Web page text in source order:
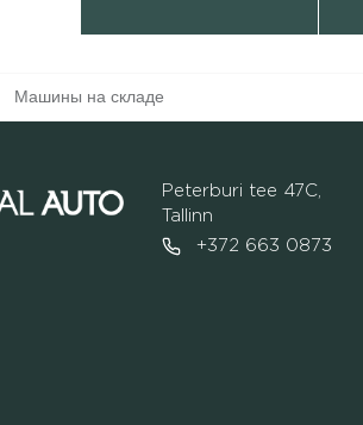
Машины на складе
Peterburi tee 47C,
Tallinn
+372 663 0873